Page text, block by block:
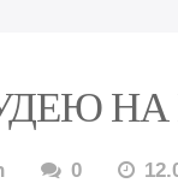
НА
0